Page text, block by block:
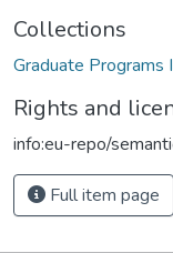
Collections
Graduate Programs
Rights and
info:eu-repo/
Full item page